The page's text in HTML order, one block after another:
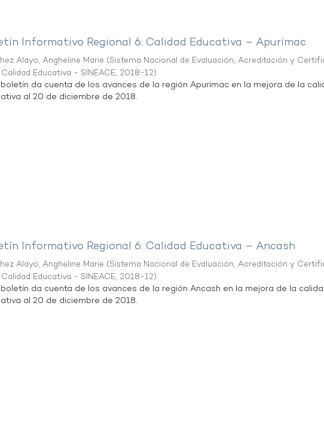
Informativo Regional 6: Calidad Educativa – Apurímac
Alayo, Angheline Marie (Sistema Nacional de Evaluación, Acreditación y
Educativa - SINEACE, 2018-12)
da cuenta de los avances de la región Apurímac en la mejora de la
al 20 de diciembre de 2018.
Informativo Regional 6: Calidad Educativa – Ancash
Alayo, Angheline Marie (Sistema Nacional de Evaluación, Acreditación y
Educativa - SINEACE, 2018-12)
da cuenta de los avances de la región Ancash en la mejora de la
al 20 de diciembre de 2018.